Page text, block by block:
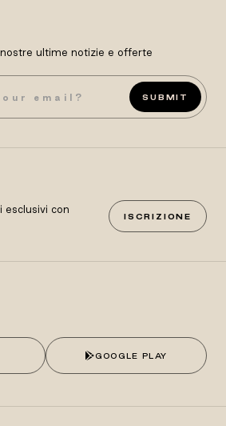
nostre ultime notizie e offerte
SUBMIT
esclusivi con
ISCRIZIONE
GOOGLE PLAY